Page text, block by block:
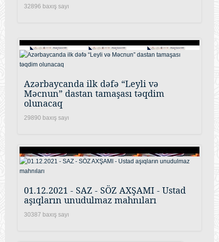
32896 baxış sayı
Azərbaycanda ilk dəfə “Leyli və
Məcnun” dastan tamaşası təqdim
olunacaq
29890 baxış sayı
01.12.2021 - SAZ - SÖZ AXŞAMI - Ustad
aşıqların unudulmaz mahnıları
30387 baxış sayı